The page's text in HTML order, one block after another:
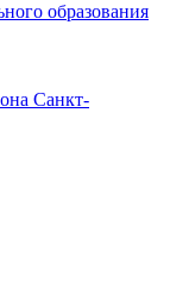
образования
Санкт-